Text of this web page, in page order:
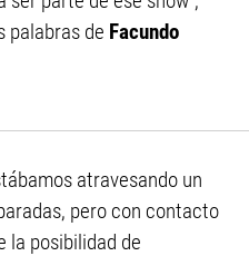
palabras de Facundo
atravesando un
pero con contacto
la posibilidad de